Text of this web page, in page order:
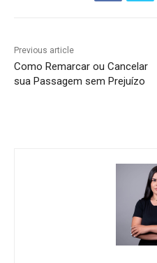
Previous article
Como Remarcar ou Cancelar
sua Passagem sem Prejuízo